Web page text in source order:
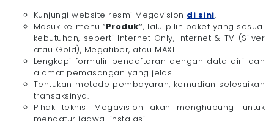
Kunjungi website resmi Megavision di sini.
Masuk ke menu “Produk”, lalu pilih paket yang sesuai
kebutuhan, seperti Internet Only, Internet & TV (Silver
atau Gold), Megafiber, atau MAXI.
Lengkapi formulir pendaftaran dengan data diri dan
alamat pemasangan yang jelas.
Tentukan metode pembayaran, kemudian selesaikan
transaksinya.
Pihak teknisi Megavision akan menghubungi untuk
mengatur jadwal instalasi.